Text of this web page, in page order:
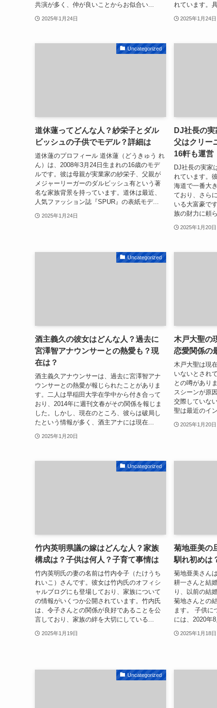
共演が多く、仲が良いことからお似合い...
2025年1月24日
れています。
2025年1月24日
Uncategorized
道休蓮ってどんな人？紗栄子とダル
ビッシュの子供でモデル？詳細は
道休蓮のプロフィール 道休蓮（どうきゅう れ
ん）は、2008年3月24日生まれの16歳のモデ
ルです。彼は母親が実業家の紗栄子、父親が
メジャーリーガーのダルビッシュ有という著
名な家族背景を持っています。道休は最近、
人気ファッション誌『SPUR』の表紙モデ...
2025年1月24日
DJ社長の
父はクリー
16軒も運営
DJ社長の実家
れています。
海道で一番大
ており、さら
いる大富豪で
族の財力に頼
2025年1月20日
Uncategorized
酒主義久の彼女はどんな人？過去に
宮澤智アナウンサーとの熱愛も？現
在は？
酒主義久アナウンサーは、過去に宮澤智アナ
ウンサーとの熱愛が報じられたことがありま
す。二人は早稲田大学在学中から付き合って
おり、2014年に週刊文春がその関係を報じま
した。しかし、現在のところ、彼らは破局し
たという情報が多く、酒主アナには現在...
2025年1月20日
木戸大聖の
恋愛関係の
木戸大聖は現
いないとされ
との噂があり
スシーンが原
交際していな
聖は最近のイ
2025年1月20日
Uncategorized
竹内英明県議の嫁はどんな人？家族
構成は？子供は何人？子育て事情は
竹内英明氏の妻の名前は竹内令子（たけうち
れいこ）さんです。彼女は竹内氏のオフィシ
ャルブログにも登場しており、家族について
の情報がいくつか公開されています。竹内氏
は、令子さんとの関係が良好であることを公
言しており、家族の絆を大切にしている...
2025年1月19日
菊地亜美の
馴れ初めは
菊地亜美さん
耕一さんと結
り、以前の結
菊地さんとの
ます。 子供に
には、2020年
2025年1月18日
Uncategorized